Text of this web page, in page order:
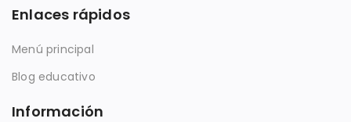
Enlaces rápidos
Menú principal
Blog educativo
Información